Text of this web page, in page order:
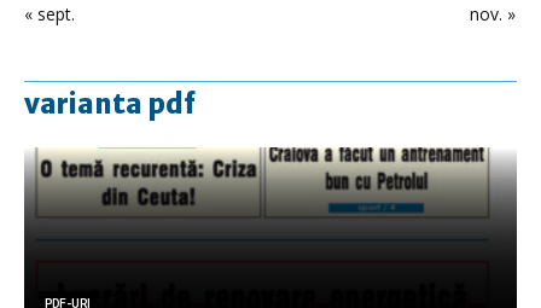
« sept. nov. »
varianta pdf
PDF-URI
PDF-URI
PDF-URI
PDF-URI
PDF-URI